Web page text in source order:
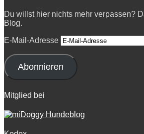
Du willst hier nichts mehr verpassen?
Blog.
E-Mail-Adresse
Abonnieren
Mitglied bei